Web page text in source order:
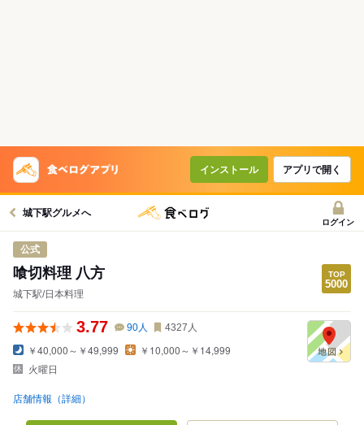
インストール アプリで開く
城下駅グルメへ
ログイン
公式
喰切料理 八方
城下駅/日本料理
3.77 90人 4327 人
￥40,000～￥49,999
￥10,000～￥14,999
火曜日
店舗情報（詳細）